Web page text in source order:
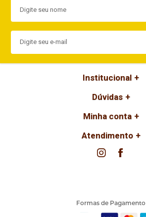
Institucional
Dúvidas
Minha conta
Atendimento
Formas de Pagamento